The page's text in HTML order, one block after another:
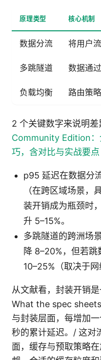
原理类型 核心机制
数据分流 将用户
多跳隧道 数据通
负载均衡 路由策
2 个关键数字来说明差
Community Edition：
巧，含对比与实战要
p95 延迟在数据分
（在跨区域场景，
装开销成为瓶颈时
升 5–15%。
多跳隧道的跨洲场
降 8–20%，但若
10–25%（取决于网
从文献看，封装开销是
What the spec
与封装层面，每增加
秒的累计延迟。/ 这对
面，缓存与预取策略